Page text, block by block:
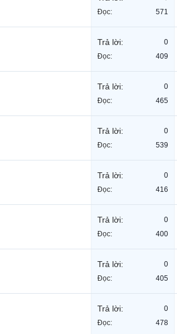
Đọc:
571
Trả lời:
0
Đọc:
409
Trả lời:
0
Đọc:
465
Trả lời:
0
Đọc:
539
Trả lời:
0
Đọc:
416
Trả lời:
0
Đọc:
400
Trả lời:
0
Đọc:
405
Trả lời:
0
Đọc:
478